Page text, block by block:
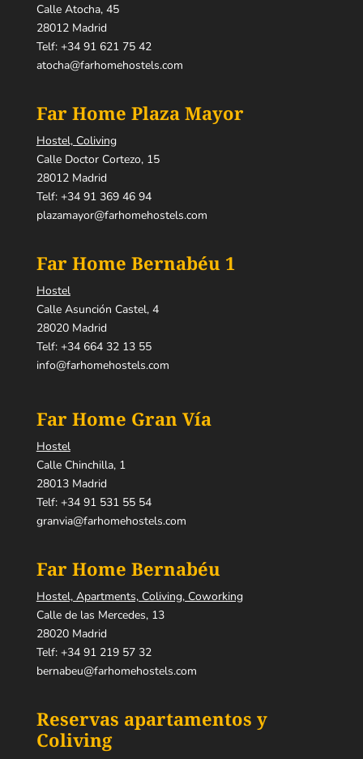
Calle Atocha, 45
28012 Madrid
Telf: +34 91 621 75 42
atocha@farhomehostels.com
Far Home Plaza Mayor
Hostel, Coliving
Calle Doctor Cortezo, 15
28012 Madrid
Telf: +34 91 369 46 94
plazamayor@farhomehostels.com
Far Home Bernabéu 1
Hostel
Calle Asunción Castel, 4
28020 Madrid
Telf: +34 664 32 13 55
info@farhomehostels.com
Far Home Gran Vía
Hostel
Calle Chinchilla, 1
28013 Madrid
Telf: +34 91 531 55 54
granvia@farhomehostels.com
Far Home Bernabéu
Hostel, Apartments, Coliving, Coworking
Calle de las Mercedes, 13
28020 Madrid
Telf: +34 91 219 57 32
bernabeu@farhomehostels.com
Reservas apartamentos y
Coliving